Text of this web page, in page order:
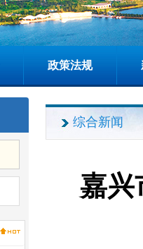
政策法规
综合新闻
嘉兴